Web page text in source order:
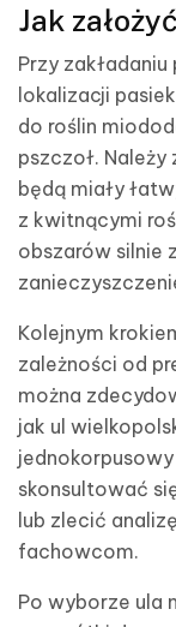
Jak
Przy
lokalizacji
do roślin
pszczoł.
będą miały
z kwitnącymi
obszarów silnie
Kolejnym
zależności od
można
jak ul
skonsultować
lub zlecić
fachowcom.
Po wyborze ula